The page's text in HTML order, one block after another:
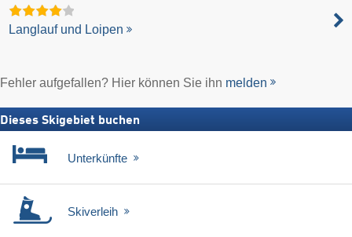
Langlauf und Loipen
Fehler aufgefallen? Hier können Sie ihn melden
Dieses Skigebiet buchen
Unterkünfte
Skiverleih